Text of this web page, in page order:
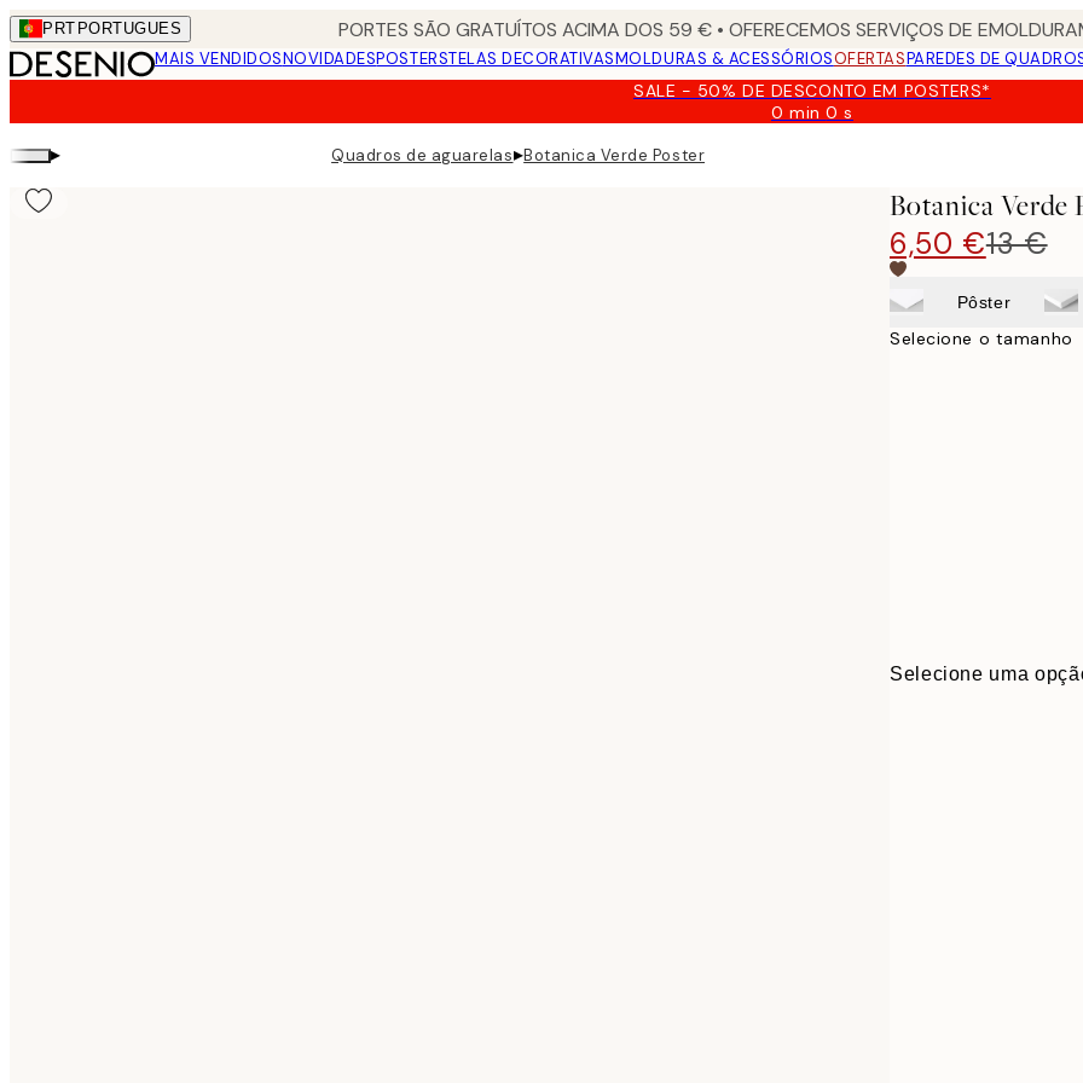
Skip
to
main
PRT PORTUGUES PORTES SÃO GRATUÍTOS ACIMA DOS 59 € • OFERECEMOS SERVIÇOS DE
MAIS VENDIDOSNOVIDADESPOSTERSTELAS DECORATIVASMOLDURAS & ACESSÓRIOSOFERTASPAREDES DE
SALE - 50% DE DESCONTO EM POSTERS*
0 min0 s
Válido
▸ Quadros de aguarelas▸Botanica Verde Poster
Botanica Verde
6,50 €13 €
Pôster
Selecione o tamanho
Selecione uma